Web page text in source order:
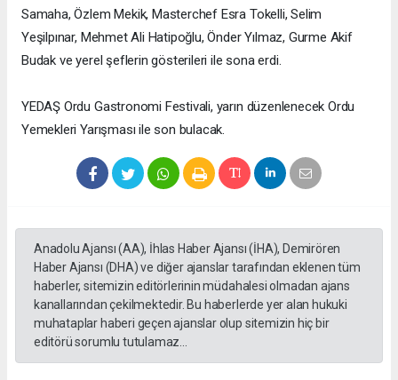
Samaha, Özlem Mekik, Masterchef Esra Tokelli, Selim
Yeşilpınar, Mehmet Ali Hatipoğlu, Önder Yılmaz, Gurme Akif
Budak ve yerel şeflerin gösterileri ile sona erdi.
YEDAŞ Ordu Gastronomi Festivali, yarın düzenlenecek Ordu
Yemekleri Yarışması ile son bulacak.
Anadolu Ajansı (AA), İhlas Haber Ajansı (İHA), Demirören
Haber Ajansı (DHA) ve diğer ajanslar tarafından eklenen tüm
haberler, sitemizin editörlerinin müdahalesi olmadan ajans
kanallarından çekilmektedir. Bu haberlerde yer alan hukuki
muhataplar haberi geçen ajanslar olup sitemizin hiç bir
editörü sorumlu tutulamaz...